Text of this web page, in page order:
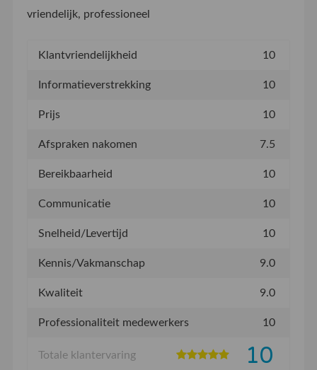
vriendelijk, professioneel
Klantvriendelijkheid 10
Informatieverstrekking 10
Prijs 10
Afspraken nakomen 7.5
Bereikbaarheid 10
Communicatie 10
Snelheid/Levertijd 10
Kennis/Vakmanschap 9.0
Kwaliteit 9.0
Professionaliteit medewerkers 10
Totale klantervaring 10